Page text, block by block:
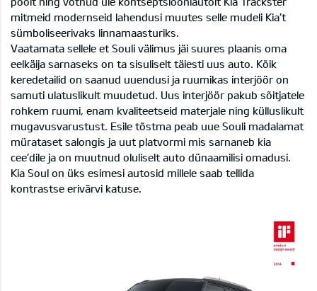
mitmeid modernseid lahendusi muutes selle mudeli Kia’t
sümboliseerivaks linnamaasturiks.
Vaatamata sellele et Souli välimus jäi suures plaanis oma
eelkäija sarnaseks on ta sisuliselt täiesti uus auto. Kõik
keredetailid on saanud uuendusi ja ruumikas interjöör on
samuti ulatuslikult muudetud. Uus interjöör pakub sõitjatele
rohkem ruumi, enam kvaliteetseid materjale ning külluslikult
mugavusvarustust. Esile tõstma peab uue Souli madalamat
mürataset salongis ja uut platvormi mis sarnaneb kia
cee’dile ja on muutnud oluliselt auto dünaamilisi omadusi.
Kia Soul on üks esimesi autosid millele saab tellida
kontrastse erivärvi katuse.